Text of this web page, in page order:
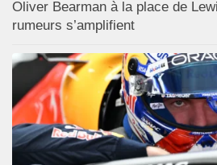
Oliver Bearman à la place de
rumeurs s’amplifient